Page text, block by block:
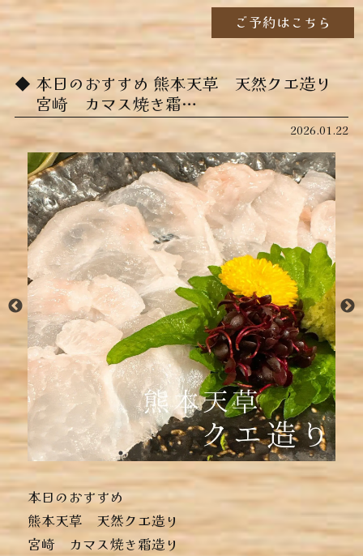
ご予約はこちら
本日のおすすめ ︎熊本天草 天然クエ造り ︎
宮崎 カマス焼き霜…
2026.01.22
本日のおすすめ
︎熊本天草 天然クエ造り
︎宮崎 カマス焼き霜造り